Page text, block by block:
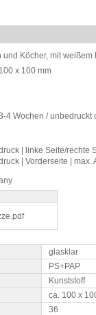
Köcher, mit weißem
x 100 mm
4 Wochen / unbedruckt
| linke Seite/rechte
| Vorderseite | max.
glasklar
PS+PAP
Kunststoff
ca. 100 x
36